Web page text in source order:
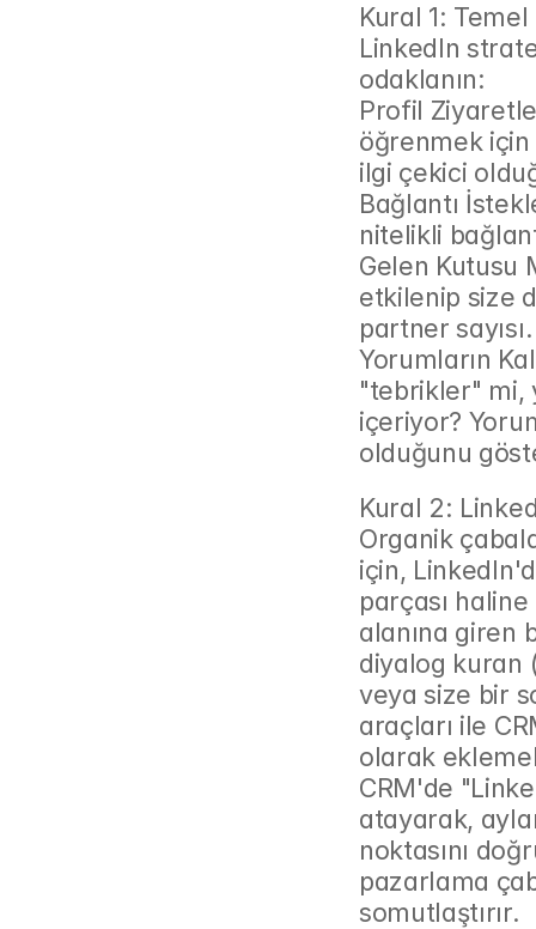
Kural 1:
LinkedIn
odaklanın:
Profil
öğrenmek için
ilgi çekici
Bağlantı
nitelikli
Gelen Kutusu
etkilenip size
partner
Yorumların
"tebrikler" mi,
içeriyor?
olduğunu
Kural 2:
Organik
için,
parçası
alanına giren
diyalog kuran
veya size bir
araçları ile
olarak
CRM'de
atayarak,
noktasını
pazarlama
somutlaştırır.